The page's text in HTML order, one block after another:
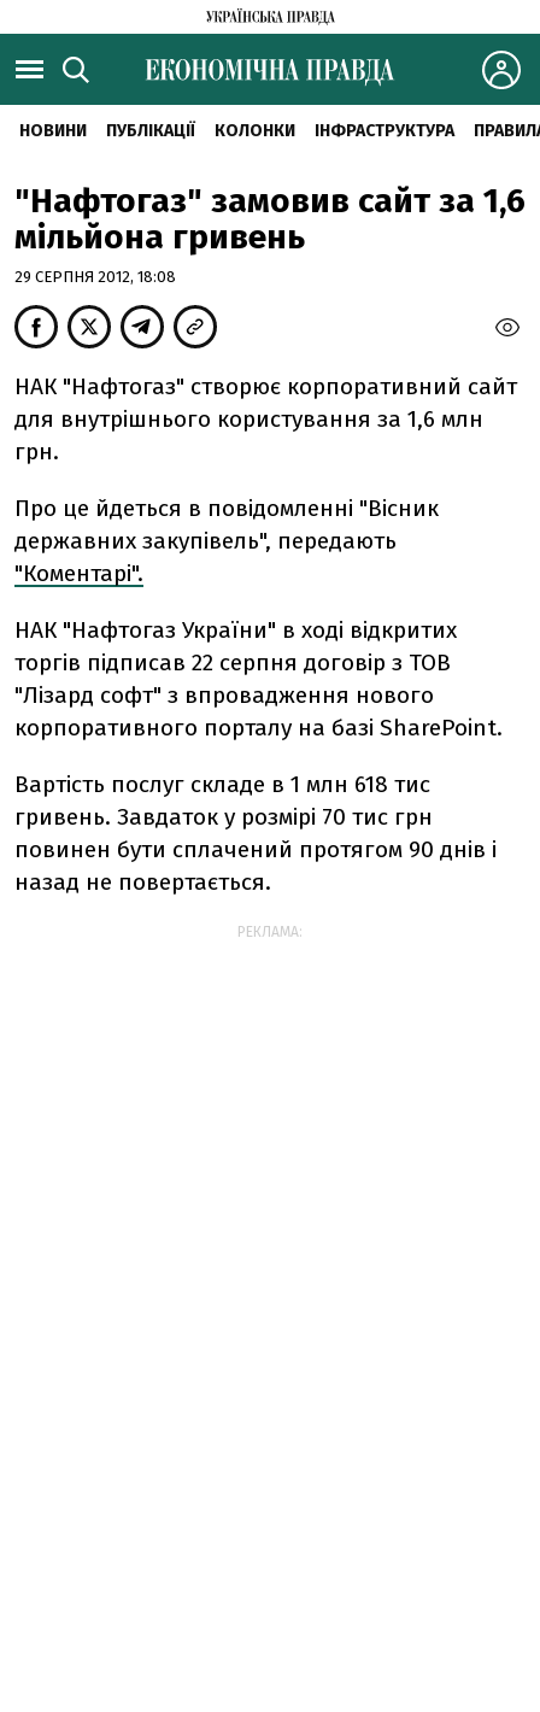
НОВИНИ ПУБЛІКАЦІЇ КОЛОНКИ ІНФРАСТРУКТУРА
"Нафтогаз" замовив сайт за 1,6
мільйона гривень
29 СЕРПНЯ 2012, 18:08
НАК "Нафтогаз" створює корпоративний сайт
для внутрішнього користування за 1,6 млн
грн.
Про це йдеться в повідомленні "Вісник
державних закупівель", передають
"Коментарі".
НАК "Нафтогаз України" в ході відкритих
торгів підписав 22 серпня договір з ТОВ
"Лізард софт" з впровадження нового
корпоративного порталу на базі SharePoint.
Вартість послуг складе в 1 млн 618 тис
гривень. Завдаток у розмірі 70 тис грн
повинен бути сплачений протягом 90 днів і
назад не повертається.
РЕКЛАМА: